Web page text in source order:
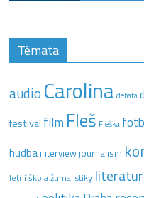
Témata
audio Carolina debata
festival film Fleš Fleška
hudba interview journalism
letní škola žurnalistiky